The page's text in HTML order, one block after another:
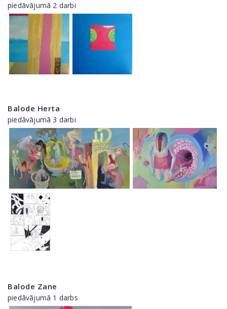
piedāvājumā 2 darbi
Balode Herta
piedāvājumā 3 darbi
Balode Zane
piedāvājumā 1 darbs